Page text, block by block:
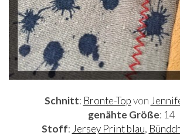
Schnitt: Bronte-Topvon
genähte Größe: 14
Stoff: Jersey Print blau,